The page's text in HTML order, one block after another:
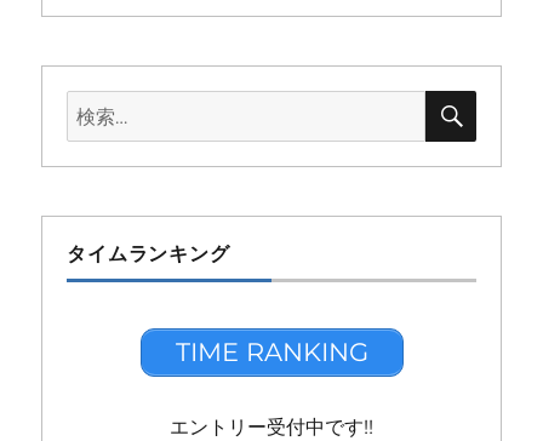
検
索:
検
タイムランキング
TIME RANKING
エントリー受付中です!!